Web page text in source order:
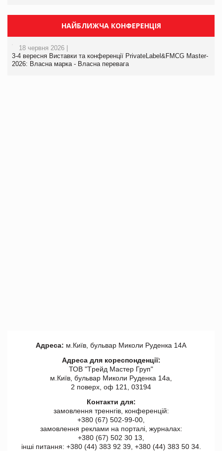
НАЙБЛИЖЧА КОНФЕРЕНЦІЯ
18 червня 2026 |
3-4 вересня Виставки та конференції PrivateLabel&FMCG Master-
2026: Власна марка - Власна перевага
Адреса: м.Київ, бульвар Миколи Руденка 14А
Адреса для кореспонденції:
ТОВ "Tрейд Мастер Груп"
м.Київ, бульвар Миколи Руденка 14а,
2 поверх, оф 121, 03194
Контакти для:
замовлення треннгів, конференцій:
+380 (67) 502-99-00,
замовлення реклами на порталі, журналах:
+380 (67) 502 30 13,
інші питання: +380 (44) 383 92 39, +380 (44) 383 50 34.